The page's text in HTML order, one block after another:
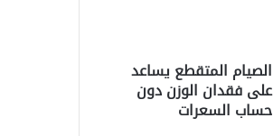
الصيام المتقطع يساعد
على فقدان الوزن دون
حساب السعرات